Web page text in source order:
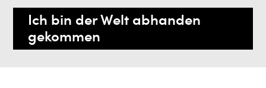
Ich bin der Welt abhanden
gekommen